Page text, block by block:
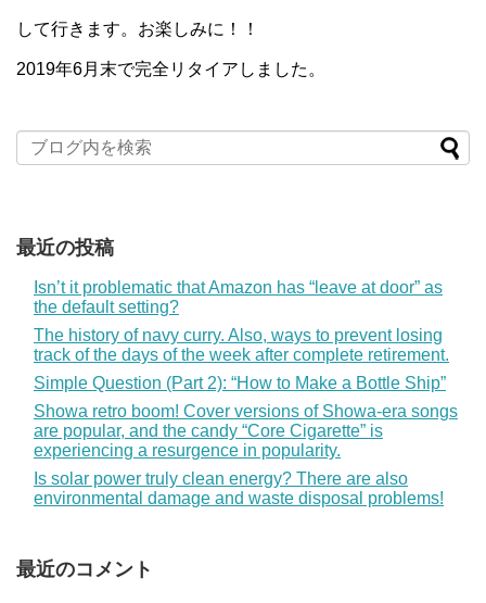
して行きます。お楽しみに！！
2019年6月末で完全リタイアしました。
最近の投稿
Isn’t it problematic that Amazon has “leave at door” as
the default setting?
The history of navy curry. Also, ways to prevent losing
track of the days of the week after complete retirement.
Simple Question (Part 2): “How to Make a Bottle Ship”
Showa retro boom! Cover versions of Showa-era songs
are popular, and the candy “Core Cigarette” is
experiencing a resurgence in popularity.
Is solar power truly clean energy? There are also
environmental damage and waste disposal problems!
最近のコメント